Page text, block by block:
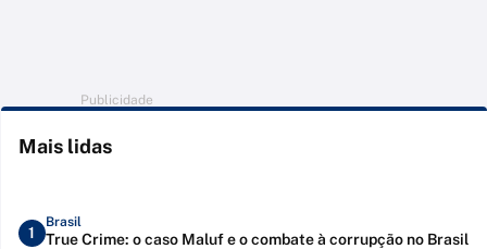
Publicidade
Mais lidas
1
Brasil
True Crime: o caso Maluf e o combate à corrupção no Brasil